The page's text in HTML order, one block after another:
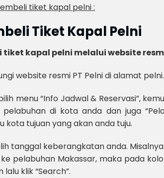
tiket kapal pelni :
Tiket Kapal Pelni
tiket kapal pelni melalui website
website resmi PT Pelni di alamat
menu “Info Jadwal & Reservasi”,
di kota anda dan juga
kota tujuan yang akan anda tuju.
tanggal keberangkatan anda.
ke pelabuhan Makassar, maka pada
klik “Search”.